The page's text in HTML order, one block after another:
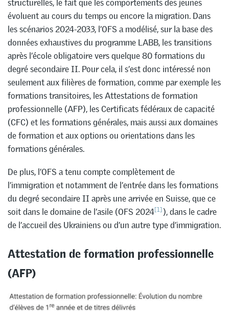
structurelles, le fait que les comportements des jeunes
évoluent au cours du temps ou encore la migration. Dans
les scénarios 2024-2033, l’OFS a modélisé, sur la base des
données exhaustives du programme LABB, les transitions
après l’école obligatoire vers quelque 80 formations du
degré secondaire II. Pour cela, il s’est donc intéressé non
seulement aux filières de formation, comme par exemple les
formations transitoires, les Attestations de formation
professionnelle (AFP), les Certificats fédéraux de capacité
(CFC) et les formations générales, mais aussi aux domaines
de formation et aux options ou orientations dans les
formations générales.
De plus, l’OFS a tenu compte complètement de
l’immigration et notamment de l’entrée dans les formations
du degré secondaire II après une arrivée en Suisse, que ce
soit dans le domaine de l’asile (OFS 2024[1]), dans le cadre
de l’accueil des Ukrainiens ou d’un autre type d’immigration.
Attestation de formation professionnelle
(AFP)